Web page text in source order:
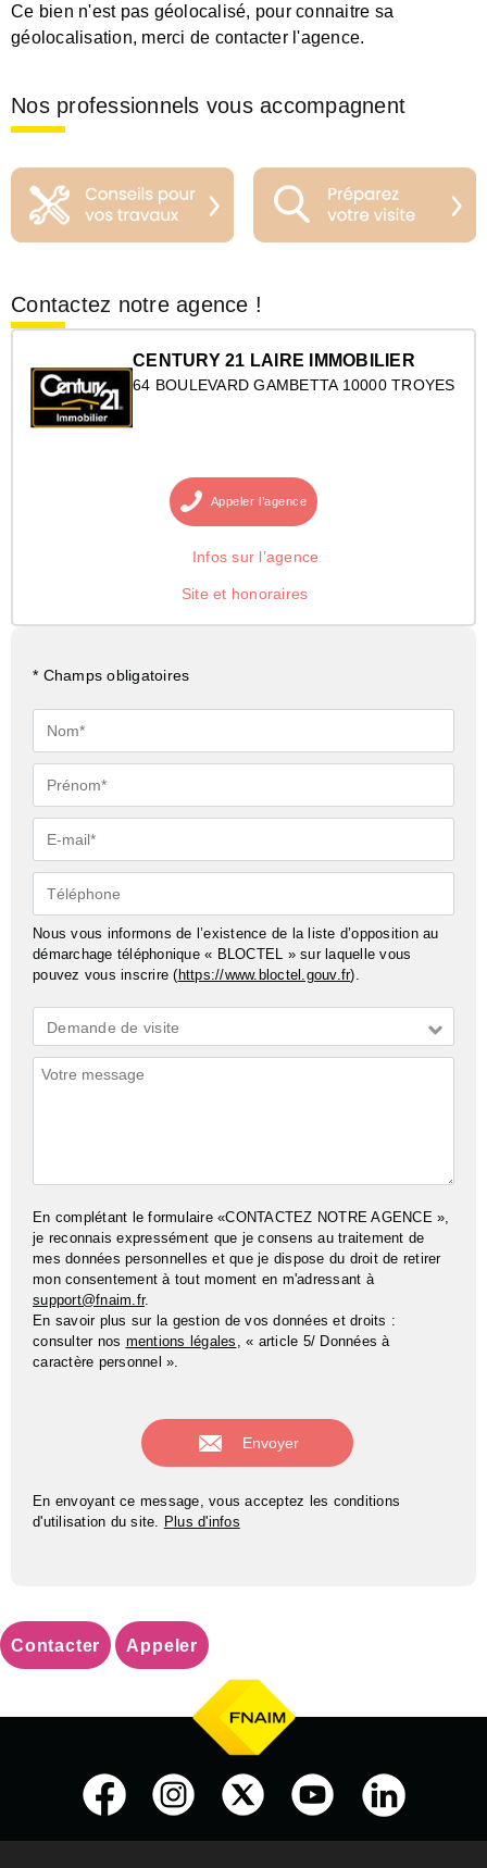
Ce bien n'est pas géolocalisé, pour connaitre sa
géolocalisation, merci de contacter l'agence.
Nos professionnels vous accompagnent
Contactez notre agence !
CENTURY 21 LAIRE IMMOBILIER
64 BOULEVARD GAMBETTA 10000 TROYES
Appeler l’agence
Infos sur l’agence
Site et honoraires
* Champs obligatoires
Nom*
Prénom*
E-
mail*
Téléphone
Nous vous informons de l’existence de la liste d’opposition au
démarchage téléphonique « BLOCTEL » sur laquelle vous
pouvez vous inscrire (https://www.bloctel.gouv.fr).
Demande
*
Demande de visite
Commentaires
En complétant le formulaire «CONTACTEZ NOTRE AGENCE »,
je reconnais expressément que je consens au traitement de
mes données personnelles et que je dispose du droit de retirer
mon consentement à tout moment en m'adressant à
support@fnaim.fr.
En savoir plus sur la gestion de vos données et droits :
consulter nos mentions légales , « article 5/ Données à
caractère personnel ».
En envoyant ce message, vous acceptez les conditions
d'utilisation du site. Plus d'infos
Contacter Appeler